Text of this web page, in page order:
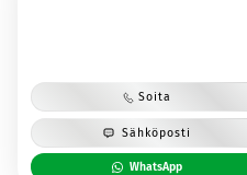
Soita
Sähköposti
WhatsApp